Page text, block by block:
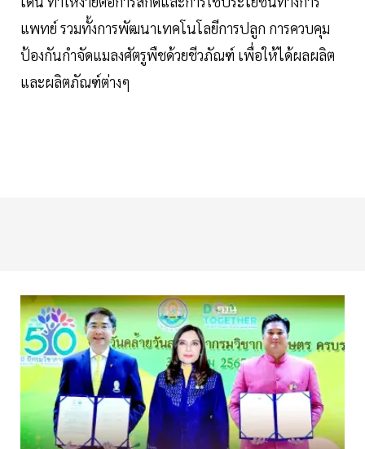
แพทย์ รวมทั้งการพัฒนาเทคโนโลยีการปลูก การควบคุม
ป้องกันกำจัดแมลงศัตรูพืชด้วยชีวภัณฑ์ เพื่อให้ได้ผลผลิต
และผลิตภัณฑ์ต่างๆ